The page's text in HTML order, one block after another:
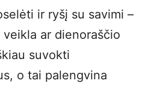
ir ryšį su savimi –
ar dienoraščio
suvokti
o tai palengvina